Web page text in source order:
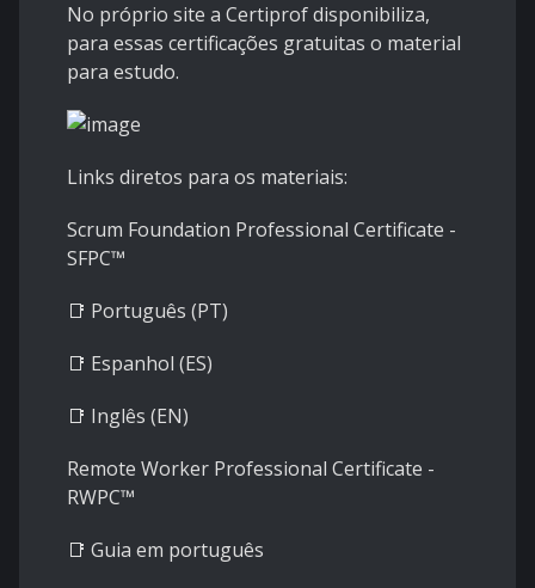
No próprio site a Certiprof disponibiliza,
para essas certificações gratuitas o material
para estudo.
Links diretos para os materiais:
Scrum Foundation Professional Certificate -
SFPC™
📑 Português (PT)
📑 Espanhol (ES)
📑 Inglês (EN)
Remote Worker Professional Certificate -
RWPC™
📑 Guia em português